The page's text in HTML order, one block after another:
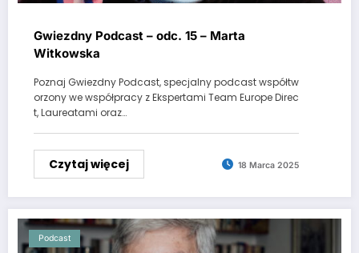
Gwiezdny Podcast – odc. 15 – Marta
Witkowska
Poznaj Gwiezdny Podcast, specjalny podcast współtw
orzony we współpracy z Ekspertami Team Europe Direc
t, Laureatami oraz…
Czytaj więcej 18 Marca 2025
Podcast